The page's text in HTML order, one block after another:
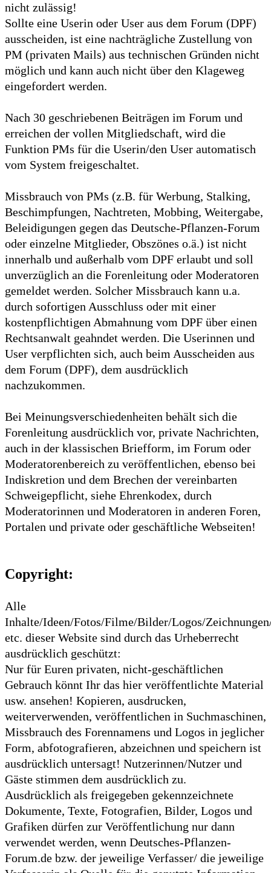
nicht zulässig!
Sollte eine Userin oder User aus dem Forum (DPF)
ausscheiden, ist eine nachträgliche Zustellung von
PM (privaten Mails) aus technischen Gründen nicht
möglich und kann auch nicht über den Klageweg
eingefordert werden.
Nach 30 geschriebenen Beiträgen im Forum und
erreichen der vollen Mitgliedschaft, wird die
Funktion PMs für die Userin/den User automatisch
vom System freigeschaltet.
Missbrauch von PMs (z.B. für Werbung, Stalking,
Beschimpfungen, Nachtreten, Mobbing, Weitergabe,
Beleidigungen gegen das Deutsche-Pflanzen-Forum
oder einzelne Mitglieder, Obszönes o.ä.) ist nicht
innerhalb und außerhalb vom DPF erlaubt und soll
unverzüglich an die Forenleitung oder Moderatoren
gemeldet werden. Solcher Missbrauch kann u.a.
durch sofortigen Ausschluss oder mit einer
kostenpflichtigen Abmahnung vom DPF über einen
Rechtsanwalt geahndet werden. Die Userinnen und
User verpflichten sich, auch beim Ausscheiden aus
dem Forum (DPF), dem ausdrücklich
nachzukommen.
Bei Meinungsverschiedenheiten behält sich die
Forenleitung ausdrücklich vor, private Nachrichten,
auch in der klassischen Briefform, im Forum oder
Moderatorenbereich zu veröffentlichen, ebenso bei
Indiskretion und dem Brechen der vereinbarten
Schweigepflicht, siehe Ehrenkodex, durch
Moderatorinnen und Moderatoren in anderen Foren,
Portalen und private oder geschäftliche Webseiten!
Copyright:
Alle
Inhalte/Ideen/Fotos/Filme/Bilder/Logos/
etc. dieser Website sind durch das Urheberrecht
ausdrücklich geschützt:
Nur für Euren privaten, nicht-geschäftlichen
Gebrauch könnt Ihr das hier veröffentlichte Material
usw. ansehen! Kopieren, ausdrucken,
weiterverwenden, veröffentlichen in Suchmaschinen,
Missbrauch des Forennamens und Logos in jeglicher
Form, abfotografieren, abzeichnen und speichern ist
ausdrücklich untersagt! Nutzerinnen/Nutzer und
Gäste stimmen dem ausdrücklich zu.
Ausdrücklich als freigegeben gekennzeichnete
Dokumente, Texte, Fotografien, Bilder, Logos und
Grafiken dürfen zur Veröffentlichung nur dann
verwendet werden, wenn Deutsches-Pflanzen-
Forum.de bzw. der jeweilige Verfasser/ die jeweilige